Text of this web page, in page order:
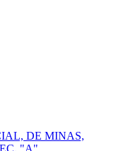
DE MINAS,
"A"